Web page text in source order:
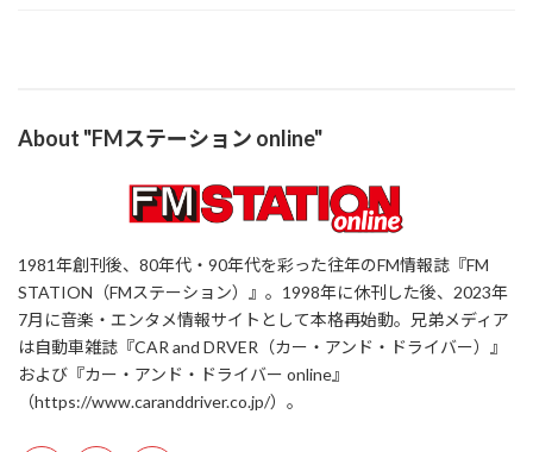
About "FMステーション online"
1981年創刊後、80年代・90年代を彩った往年のFM情報誌『FM
STATION（FMステーション）』。1998年に休刊した後、2023年
7月に音楽・エンタメ情報サイトとして本格再始動。兄弟メディア
は自動車雑誌『CAR and DRVER（カー・アンド・ドライバー）』
および『カー・アンド・ドライバー online』
（https://www.caranddriver.co.jp/）。